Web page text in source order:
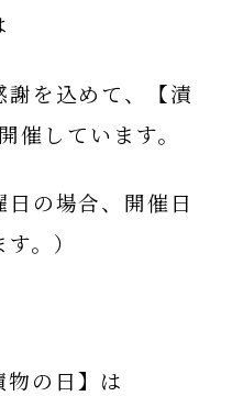
を込めて、
【漬
催してい ます。
日の場合、開催日
。）
の日】は